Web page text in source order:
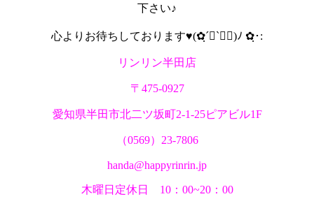
下さい♪
心よりお待ちしております♥(✿ฺ´∀`✿ฺ)ﾉ ✿ฺ･:
リンリン半田店
〒475-0927
愛知県半田市北二ツ坂町2-1-25ピアビル1F
（0569）23-7806
handa@happyrinrin.jp
木曜日定休日 10：00~20：00